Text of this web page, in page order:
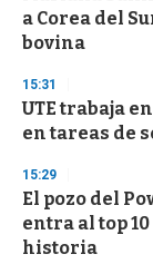
a Corea del
bovina
15:31
UTE trabaja
en tareas de
15:29
El pozo del
entra al top
historia